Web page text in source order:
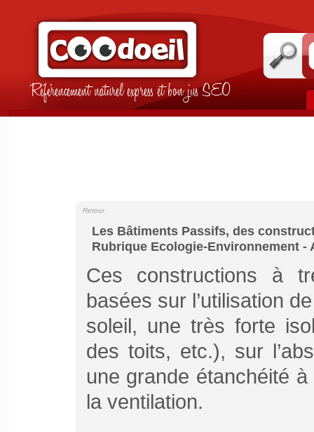
Référencement naturel express et bon jus SEO
Les Bâtiments Passifs, des
Rubrique Ecologie-Environnement -
Retour
Ces constructions à
basées sur l’utilisation
soleil, une très forte
des toits, etc.), sur
une grande étanchéité
la ventilation.